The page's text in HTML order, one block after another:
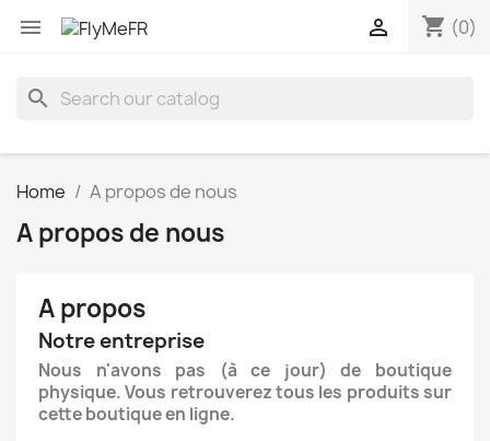
 shopping_cart (0)

search
Home A propos de nous
A propos de nous
A propos
Notre entreprise
Nous n'avons pas (à ce jour) de boutique
physique. Vous retrouverez tous les produits sur
cette boutique en ligne.